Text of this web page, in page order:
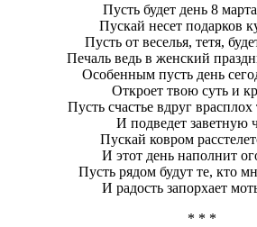
Пусть будет день 8
Пускай несет подарков
Пусть от веселья, тетя,
Печаль ведь в женский
Особенным пусть день
Откроет твою суть и
Пусть счастье вдруг врасплох
И подведет заветную
Пускай ковром
И этот день наполнит
Пусть рядом будут те, кто
И радость запорхает
* * *